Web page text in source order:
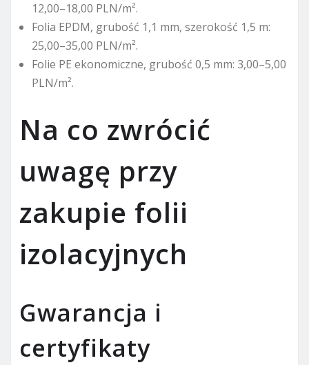
12,00–18,00 PLN/m².
Folia EPDM, grubość 1,1 mm, szerokość 1,5 m:
25,00–35,00 PLN/m².
Folie PE ekonomiczne, grubość 0,5 mm: 3,00–5,00
PLN/m².
Na co zwrócić
uwagę przy
zakupie folii
izolacyjnych
Gwarancja i
certyfikaty